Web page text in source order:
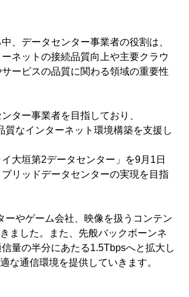
、データセンター事業者の役割は、
ネットの接続品質向上や主要クラウ
ービスの品質に関わる領域の重要性
ター事業者を目指しており、
なインターネット環境構築を支援し
大垣第2データセンター」を9月1日
リッドデータセンターの実現を目指
やゲーム会社、映像を扱うコンテン
ました。また、先般バックボーンネ
量の半分にあたる1.5Tbpsへと拡大し
な通信環境を提供していきます。